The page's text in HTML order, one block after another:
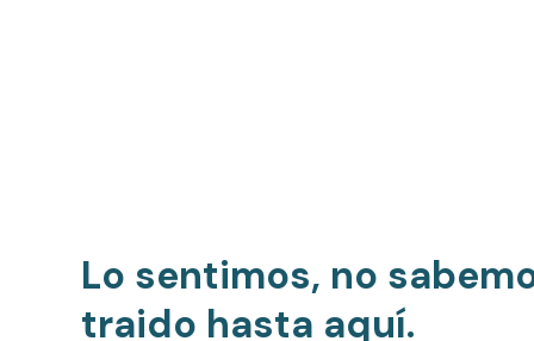
Lo sentimos, no
traido hasta aquí.